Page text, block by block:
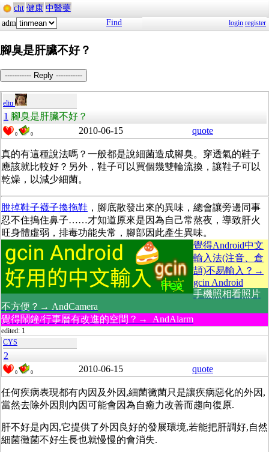
cht 健康 中醫藥
adm
Find login register
腳臭是肝臟不好？
----------- Reply -----------
eliu
1 腳臭是肝臟不好？
0 0 2010-06-15 quote
真的有這種說法嗎？一般都是說細菌造成腳臭。穿透氣的鞋子
應該就比較好？另外，鞋子可以買個幾雙輪流換，讓鞋子可以
乾燥，以減少細菌。
脫掉鞋子襪子換拖鞋 ，腳底散發出來的異味，總會讓旁邊同事
忍不住摀住鼻子……才知道原來是因為自己常熬夜，導致肝火
旺身體虛弱，排毒功能失常，腳部因此產生異味。
覺得Android中文
輸入法(注音、倉
頡)不易輸入？→
gcin Android
手機照相看照片
不方便？→ AndCamera
覺得鬧鐘/行事曆有改進的空間？→ AndAlarm
edited: 1
CYS
2
0 0 2010-06-15 quote
任何疾病表現都有內因及外因,細菌黴菌只是讓疾病惡化的外因,
當然去除外因則內因可能會因為自癒力改善而趨向復原.
肝不好是內因,它提供了外因良好的發展環境,若能把肝調好,自然
細菌黴菌不好生長也就慢慢的會消失.